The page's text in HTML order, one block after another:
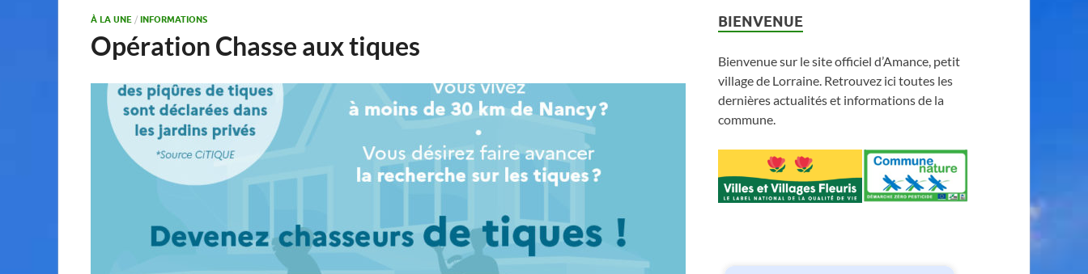
À LA UNE / INFORMATIONS
Opération Chasse aux tiques
BIENVENUE
Bienvenue sur le site officiel d’Amance, petit
village de Lorraine. Retrouvez ici toutes les
dernières actualités et informations de la
commune.